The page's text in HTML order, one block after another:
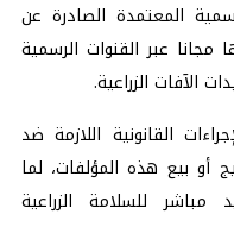
المعتمدة الصادرة عن
مجانا عبر القنوات الرسمية
الآفات الزراعية.
القانونية اللازمة ضد
أو بيع هذه المؤلفات، لما
للسلامة الزراعية